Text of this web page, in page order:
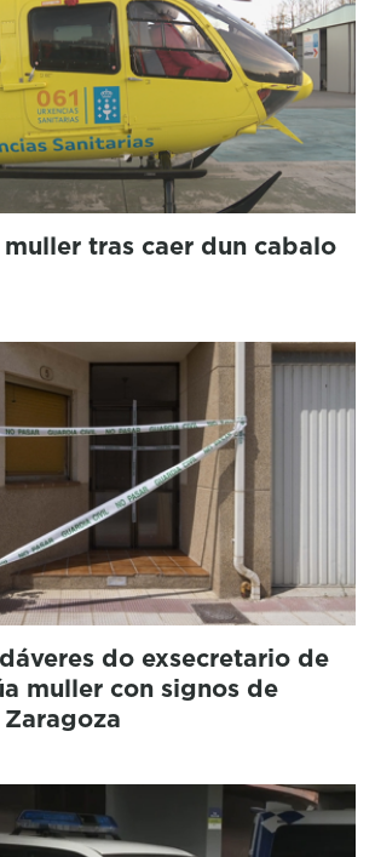
muller tras caer dun cabalo
do exsecretario de
muller con signos de